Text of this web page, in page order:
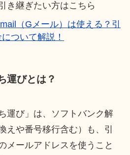
き継ぎたい方はこちら
（Gメール）は使える？引
ついて解説！
運びとは？
運び」は、ソフトバンク解
えや番号移行含む）も、引
メールアドレスを使うこと